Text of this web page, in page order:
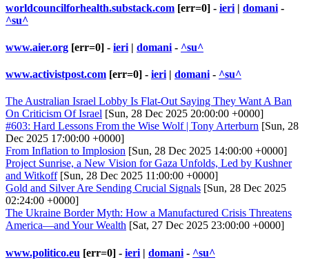
worldcouncilforhealth.substack.com [err=0] - ieri | domani -
^su^
www.aier.org [err=0] - ieri | domani - ^su^
www.activistpost.com [err=0] - ieri | domani - ^su^
The Australian Israel Lobby Is Flat-Out Saying They Want A Ban
On Criticism Of Israel [Sun, 28 Dec 2025 20:00:00 +0000]
#603: Hard Lessons From the Wise Wolf | Tony Arterburn [Sun, 28
Dec 2025 17:00:00 +0000]
From Inflation to Implosion [Sun, 28 Dec 2025 14:00:00 +0000]
Project Sunrise, a New Vision for Gaza Unfolds, Led by Kushner
and Witkoff[Sun, 28 Dec 2025 11:00:00 +0000]
Gold and Silver Are Sending Crucial Signals [Sun, 28 Dec 2025
02:24:00 +0000]
The Ukraine Border Myth: How a Manufactured Crisis Threatens
America—and Your Wealth [Sat, 27 Dec 2025 23:00:00 +0000]
www.politico.eu [err=0] - ieri | domani - ^su^